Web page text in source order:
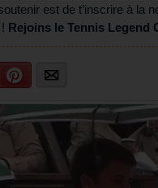
est de t’inscrire à la
Rejoins le Tennis Legend
Pinterest